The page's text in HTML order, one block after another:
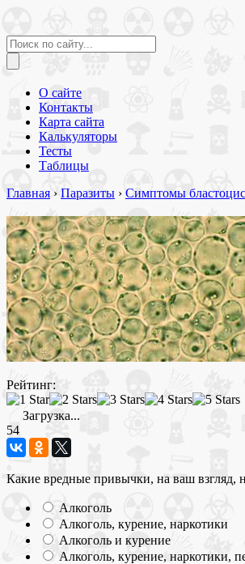
О сайте
Контакты
Карта сайта
Калькуляторы
Тесты
Таблицы
Главная › Паразиты › Симптомы
Рейтинг:
Загрузка...
54
Какие вредные привычки, на ваш взгляд,
Алкоголь
Алкоголь, курение, наркотики
Алкоголь и курение
Алкоголь, курение, наркотики,